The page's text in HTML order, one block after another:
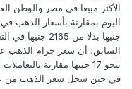
جنيها بدلا من
بنحو 17 جنيها مقارنة
في حين سجل سعر الذهب من عيار 18 الآن نحو 1869